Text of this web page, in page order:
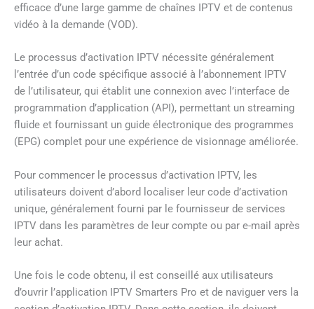
efficace d’une large gamme de chaînes IPTV et de contenus
vidéo à la demande (VOD).
Le processus d’activation IPTV nécessite généralement
l’entrée d’un code spécifique associé à l’abonnement IPTV
de l’utilisateur, qui établit une connexion avec l’interface de
programmation d’application (API), permettant un streaming
fluide et fournissant un guide électronique des programmes
(EPG) complet pour une expérience de visionnage améliorée.
Pour commencer le processus d’activation IPTV, les
utilisateurs doivent d’abord localiser leur code d’activation
unique, généralement fourni par le fournisseur de services
IPTV dans les paramètres de leur compte ou par e-mail après
leur achat.
Une fois le code obtenu, il est conseillé aux utilisateurs
d’ouvrir l’application IPTV Smarters Pro et de naviguer vers la